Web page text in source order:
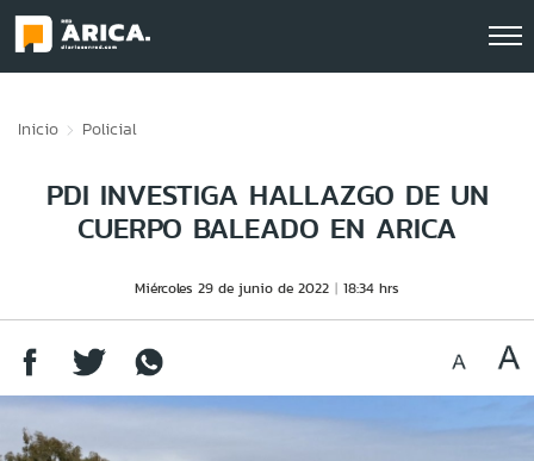
Inicio Policial
PDI INVESTIGA HALLAZGO DE UN
CUERPO BALEADO EN ARICA
Miércoles 29 de junio de 2022 18:34 hrs